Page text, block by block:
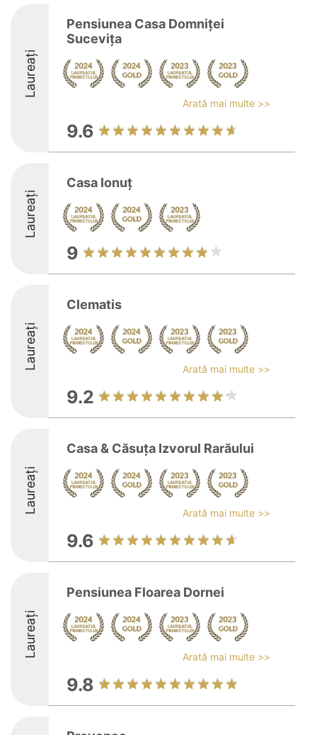
Laureați
Pensiunea Casa Domniței
Sucevița
Arată mai multe >>
9.6
Laureați
Casa Ionuț
9
Laureați
Clematis
Arată mai multe >>
9.2
Laureați
Casa & Căsuța Izvorul Rarăului
Arată mai multe >>
9.6
Laureați
Pensiunea Floarea Dornei
Arată mai multe >>
9.8